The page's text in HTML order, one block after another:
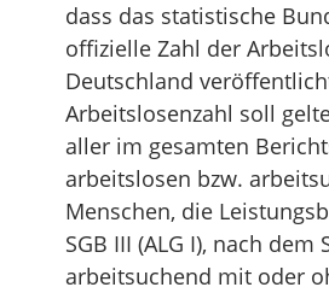
dass das statistische
offizielle Zahl der
Deutschland
Arbeitslosenzahl soll
aller im gesamten
arbeitslosen bzw.
Menschen, die
SGB III (ALG I), nach dem
arbeitsuchend mit oder